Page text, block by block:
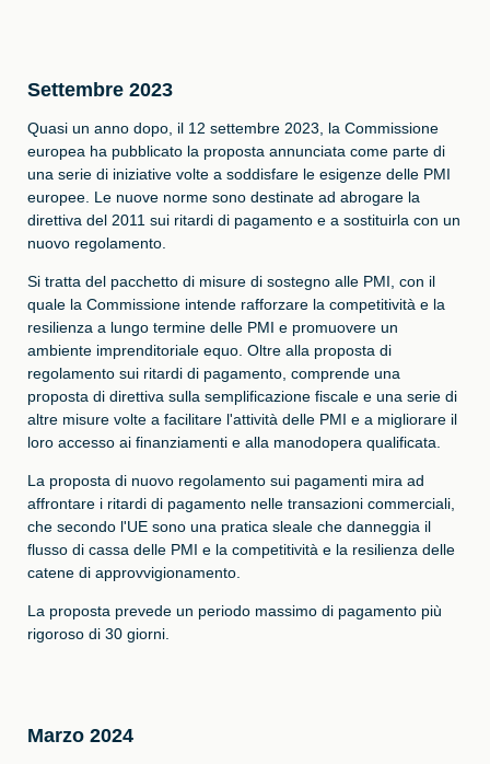
Settembre 2023
Quasi un anno dopo, il 12 settembre 2023, la Commissione
europea ha pubblicato la proposta annunciata come parte di
una serie di iniziative volte a soddisfare le esigenze delle PMI
europee. Le nuove norme sono destinate ad abrogare la
direttiva del 2011 sui ritardi di pagamento e a sostituirla con un
nuovo regolamento.
Si tratta del pacchetto di misure di sostegno alle PMI, con il
quale la Commissione intende rafforzare la competitività e la
resilienza a lungo termine delle PMI e promuovere un
ambiente imprenditoriale equo. Oltre alla proposta di
regolamento sui ritardi di pagamento, comprende una
proposta di direttiva sulla semplificazione fiscale e una serie di
altre misure volte a facilitare l'attività delle PMI e a migliorare il
loro accesso ai finanziamenti e alla manodopera qualificata.
La proposta di nuovo regolamento sui pagamenti mira ad
affrontare i ritardi di pagamento nelle transazioni commerciali,
che secondo l'UE sono una pratica sleale che danneggia il
flusso di cassa delle PMI e la competitività e la resilienza delle
catene di approvvigionamento.
La proposta prevede un periodo massimo di pagamento più
rigoroso di 30 giorni.
Marzo 2024